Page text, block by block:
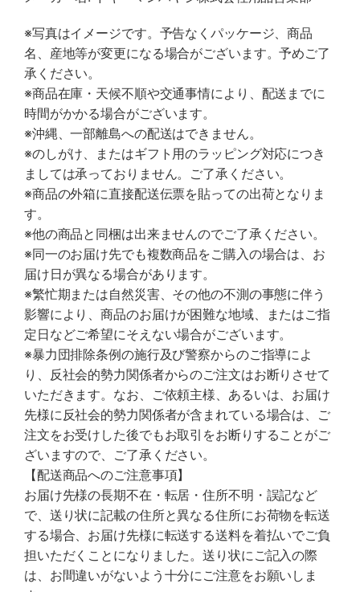
※写真はイメージです。予告なくパッケージ、商品
名、産地等が変更になる場合がございます。予めご了
承ください。
※商品在庫・天候不順や交通事情により、配送までに
時間がかかる場合がございます。
※沖縄、一部離島への配送はできません。
※のしがけ、またはギフト用のラッピング対応につき
ましては承っておりません。ご了承ください。
※商品の外箱に直接配送伝票を貼っての出荷となりま
す。
※他の商品と同梱は出来ませんのでご了承ください。
※同一のお届け先でも複数商品をご購入の場合は、お
届け日が異なる場合があります。
※繁忙期または自然災害、その他の不測の事態に伴う
影響により、商品のお届けが困難な地域、またはご指
定日などご希望にそえない場合がございます。
※暴力団排除条例の施行及び警察からのご指導によ
り、反社会的勢力関係者からのご注文はお断りさせて
いただきます。なお、ご依頼主様、あるいは、お届け
先様に反社会的勢力関係者が含まれている場合は、ご
注文をお受けした後でもお取引をお断りすることがご
ざいますので、ご了承ください。
【配送商品へのご注意事項】
お届け先様の長期不在・転居・住所不明・誤記など
で、送り状に記載の住所と異なる住所にお荷物を転送
する場合、お届け先様に転送する送料を着払いでご負
担いただくことになりました。送り状にご記入の際
は、お間違いがないよう十分にご注意をお願いしま